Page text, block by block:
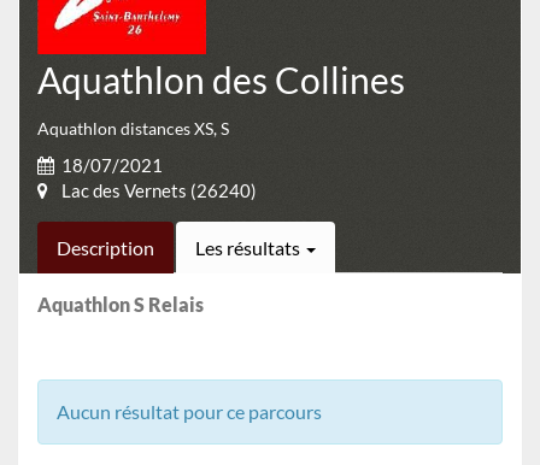
Aquathlon des Collines
Aquathlon distances XS, S
18/07/2021
Lac des Vernets (26240)
Description Les résultats
Aquathlon S Relais
Aucun résultat pour ce parcours